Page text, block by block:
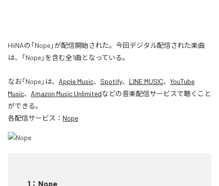
HiiNAの「Nope」が配信開始された。今回デジタル配信された楽曲
は、「Nope」を含む全1曲となっている。
なお「Nope」は、 Apple Music、 Spotify、 LINE MUSIC、 YouTube
Music、 Amazon Music Unlimitedなどの音楽配信サービスで聴くこと
ができる。
各配信サービス： Nope
1 ： Nope